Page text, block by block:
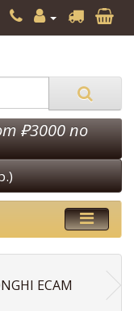
₽3000 по
ECAM